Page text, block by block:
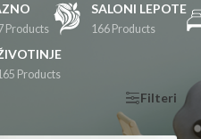
Products
SALONI LEPOTE
166 Products
Products
Filteri